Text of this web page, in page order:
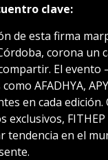
clave:
de esta firma
corona un
El evento
AFADHYA,
en cada
exclusivos,
tendencia en el